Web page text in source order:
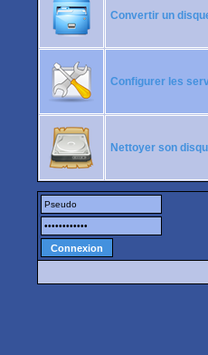
Convertir un
Configurer les
Nettoyer son